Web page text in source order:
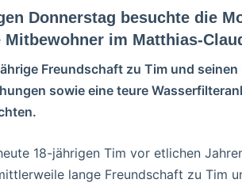
Donnerstag besuchte die
im Matthias-
Freundschaft zu Tim und seinen
sowie eine teure
18-jährigen Tim vor etlichen
lange Freundschaft zu Tim